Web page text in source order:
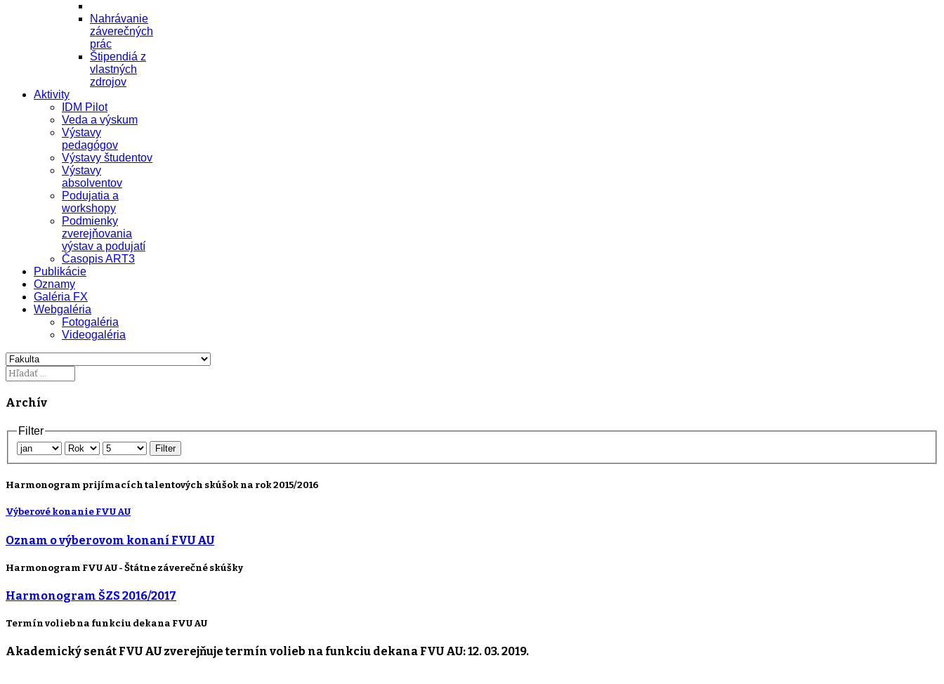
Nahrávanie
záverečných
prác
Štipendiá z
vlastných
zdrojov
Aktivity
IDM Pilot
Veda a výskum
Výstavy
pedagógov
Výstavy študentov
Výstavy
absolventov
Podujatia a
workshopy
Podmienky
zverejňovania
výstav a podujatí
Časopis ART3
Publikácie
Oznamy
Galéria FX
Webgaléria
Fotogaléria
Videogaléria
Archív
Filter
Filter
Harmonogram prijímacích talentových skúšok na rok 2015/2016
Výberové konanie FVU AU
Oznam o výberovom konaní FVU AU
Harmonogram FVU AU - Štátne záverečné skúšky
Harmonogram ŠZS 2016/2017
Termín volieb na funkciu dekana FVU AU
Akademický senát FVU AU zverejňuje termín volieb na funkciu dekana FVU AU:12. 03. 2019.